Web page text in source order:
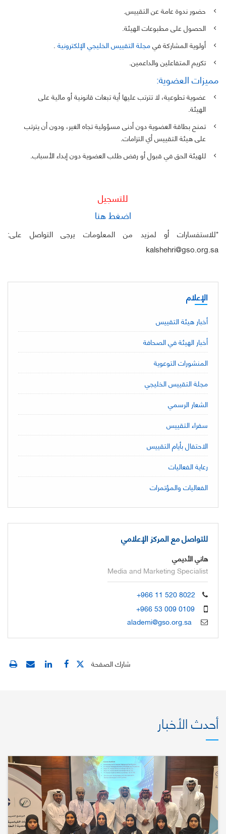
حضور ندوة عامة عن التقييس.
الحصول على مطبوعات الهيئة.
أولوية المشاركة فيمجلة التقييس الخليجي الإلكترونية .
تكريم المتفاعلين والداعمين.
مميزات العضوية:
عضوية تطوعية، لا تترتب عليها أية تبعات قانونية أو مالية على
الهيئة.
تمنح بطاقة العضوية دون أدنى مسؤولية تجاه الغير، ودون أن يترتب
على هيئة التقييس أي التزامات.
للهيئة الحق في قبول أو رفض طلب العضوية دون إبداء الأسباب.
للتسجيل
اضغط هنا
*للاستفسارات أو لمزيد من المعلومات يرجى التواصل على:
kalshehri@gso.org.sa
الإعلام
أخبار هيئة التقييس
أخبار الهيئة في الصحافة
المنشورات التوعوية
مجلة التقييس الخليجي
الشعار الرسمي
سفراء التقييس
الاحتفال بأيام التقييس
رعاية الفعاليات
الفعاليات والمؤتمرات
للتواصل مع المركز الإعلامي
هاني الأديمي
Media and Marketing Specialist
+966 11 520 8022
+966 53 009 0109
alademi@gso.org.sa
شارك الصفحة
أحدث الأخبار